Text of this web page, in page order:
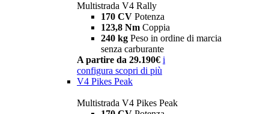
Multistrada V4 Rally
170 CV Potenza
123,8 Nm Coppia
240 kg Peso in ordine di marcia
senza carburante
A partire da 29.190€ i
configura scopri di più
V4 Pikes Peak
Multistrada V4 Pikes Peak